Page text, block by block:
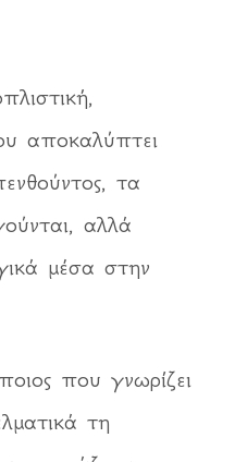
αποκαλύπτει
τα
αλλά
μέσα στην
που γνωρίζει
τη